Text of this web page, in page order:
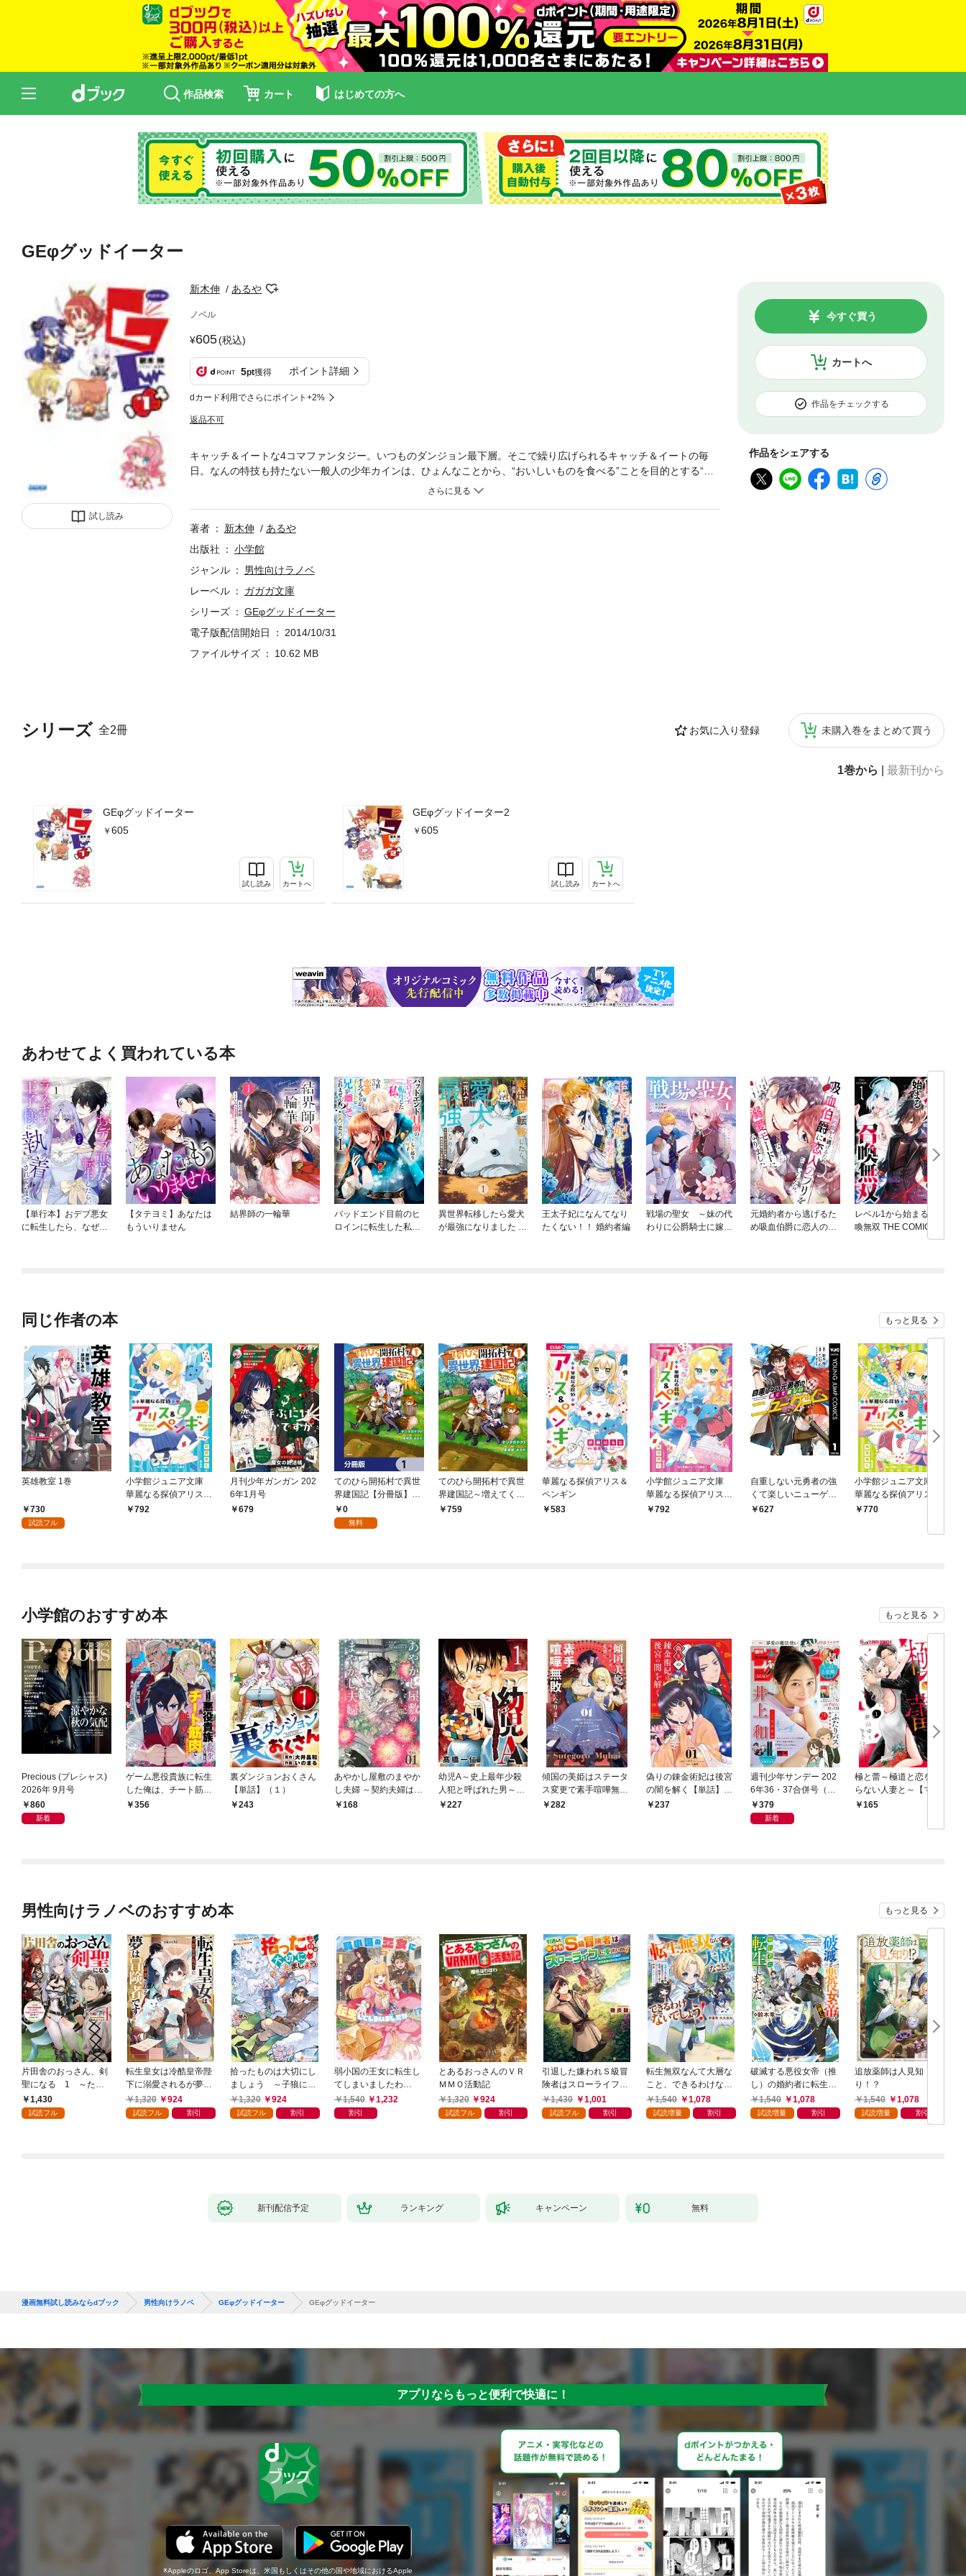
作品検索 カート はじめての方へ
GEφグッドイーター
試し読み
新木伸 あるや
ノベル
605(税込)
5pt獲得 ポイント詳細
dカード利用でさらにポイント+2%
返品不可
カートへ
今すぐ買う
作品をチェックする
作品をシェアする
シリーズ 全2冊 お気に入り登録 未購入巻をまとめて買う
1巻から 最新刊から
GEφグッドイーター
605
試し読み カートへ
GEφグッドイーター2
605
試し読み カートへ
キャッチ＆イートな4コマファンタジー。いつものダンジョン最下層。そこで繰り広げられるキャッチ＆イートの毎
日。なんの特技も持たない一般人の少年カインは、ひょんなことから、“おいしいものを食べる”ことを目的とする“グ
ッドイーター”に参加することになった。そこで出会ったのは、元勇者と元魔王と元暗殺者という、いわくつきの三
と学問を愛する理性的なお姉さん。でもお腹がすくと破壊衝動が目覚めてしまう残念美人の元魔王さま。かたや勇者
と魔王を暗殺すべく、付け狙っていた凄腕の暗殺者。でもカインの作るごはんによって餌付けされてしまったアサシ
ぺこ赤竜亭”で満腹になったり、狩り＆ごはんライフの毎日をカインは過ごす。「GJ部」の新木伸＆あるやの最新シリ
ーズは、ごはんのおいしい4コマ小説！ 今回ももちろん36編収録！ みんな満足でお腹いっぱい。※この作品は底本
と同じクオリティのカラーイラスト、モノクロの挿絵イラストが収録されています。
著者 新木伸
あるや
出版社
小学館
ジャンル
男性向けラノベ
レーベル
ガガガ文庫
シリーズ
GEφグッドイーター
電子版配信開始日
2014/10/31
ファイルサイズ
10.62 MB
あわせてよく買われている本
【単行本】おデブ悪女
に転生したら、なぜか
【タテヨミ】あなたは
もういりません
結界師の一輪華
バッドエンド目前のヒ
ロインに転生した私、
異世界転移したら愛犬
が最強になりました ～
王太子妃になんてなり
たくない！！ 婚約者編
戦場の聖女 ～妹の代
わりに公爵騎士に嫁ぐ
元婚約者から逃げるた
め吸血伯爵に恋人のフ
レベル1から始まる召
喚無双 THE COMIC
同じ作者の本 もっと見る
英雄教室 1巻
730
試読フル
小学館ジュニア文庫
華麗なる探偵アリス＆
ペンギン ダブル・シ
792
月刊少年ガンガン 202
6年1月号
679
てのひら開拓村で異世
界建国記【分冊版】
1 0
無料
てのひら開拓村で異世
界建国記～増えてく嫁
たちとのんびり無人島
759
華麗なる探偵アリス＆
ペンギン
583
小学館ジュニア文庫
華麗なる探偵アリス＆
ペンギン マジカル×
792
自重しない元勇者の強
くて楽しいニューゲー
ム 1627
小学館ジュニア文庫
華麗なる探偵アリス＆
ペンギン イッツ・シ
770
小学館のおすすめ本 もっと見る
Precious (プレシャス)
2026年 9月号
860
新着
ゲーム悪役貴族に転生
した俺は、チート筋肉
で無双する【単話】
356
裏ダンジョンおくさん
【単話】（１）
243
あやかし屋敷のまやか
し夫婦 ～契約夫婦は鎌
倉で妖怪の集う家を守
168
幼児A～史上最年少殺
人犯と呼ばれた男～
【単話】（１）
227
傾国の美姫はステータ
ス変更で素手喧嘩無敗
になりました【単話】
282
偽りの錬金術妃は後宮
の闇を解く【単話】
（１）
237
週刊少年サンデー 202
6年36・37合併号（20
26年8月5日発売号）
379
新着
極と蕾～極道と恋を知
らない人妻と～【マイ
クロ】（１）
165
男性向けラノベのおすすめ本 もっと見る
片田舎のおっさん、剣
聖になる 1 ～ただ
の田舎の剣術師範だっ
たのに、大成した弟子
1,430
試読フル
転生皇女は冷酷皇帝陛
下に溺愛されるが夢は
冒険者です！
1,320 924
試読フル 割引
拾ったものは大切にし
ましょう ～子狼に気
に入られた男の転移物
語～
1,320 924
試読フル 割引
弱小国の王女に転生し
てしまいましたわ
～！？ 1巻
1,540 1,232
割引
とあるおっさんのＶＲ
ＭＭＯ活動記
1,320
924
試読フル 割引
引退した嫌われＳ級冒
険者はスローライフに
浸りたいのに！ 気が
付いたら辺境が世界最
1,430 1,001
試読フル 割引
転生無双なんて大層な
こと、できるわけない
でしょう！ 公爵令息
が家族、友達、精霊と
1,540 1,078
試読増量 割引
破滅する悪役女帝（推
し）の婚約者に転生し
ました。
1,540 1,078
試読増量 割引
追放薬師は人見知
り！？
1,540
1,078
試読増量 割引
新刊配信予定 ランキング キャンペーン 無料
漫画無料試し読みならdブック 男性向けラノベ GEφグッドイーター GEφグッドイーター
アプリならもっと便利で快適に！
Appleのロゴ、App Storeは、米国もしくはその他の国や地域におけるApple